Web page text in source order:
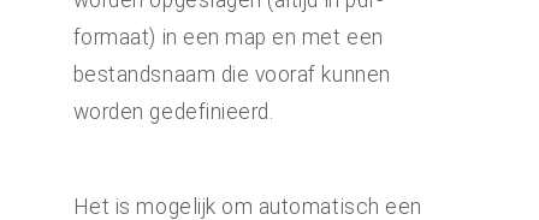
formaat) in een map en met een
bestandsnaam die vooraf kunnen
worden gedefinieerd.
Het is mogelijk om automatisch een